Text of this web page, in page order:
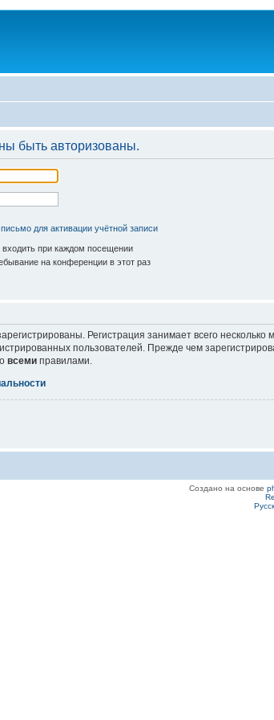
быть авторизованы.
для активации учётной записи
входить при каждом посещении
на конференции в этот раз
Регистрация занимает всего
пользователей. Прежде чем
всеми правилами.
Создано на основе